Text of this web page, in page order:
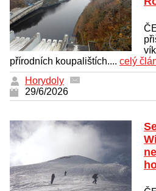
přírodních koupalištích.... celý
Horydoly
29/6/2026